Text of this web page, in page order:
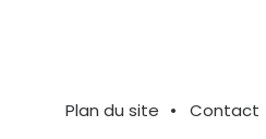
Plan du site Contact